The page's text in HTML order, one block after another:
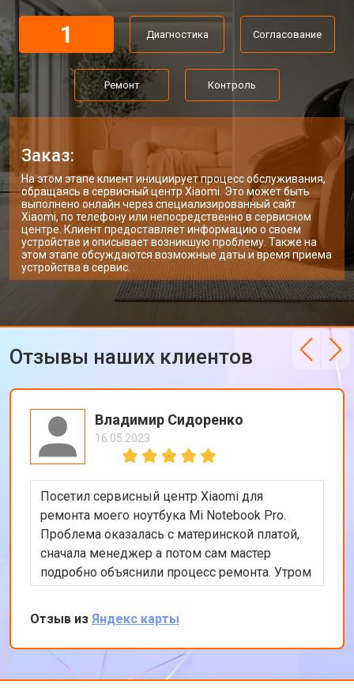
Ремонт пневмокамеры
Ремонт пневмосистемы от 4500 ₽ Заказать
Ремонт пульта управления от 4200 ₽
Ремонт электропроводки от 3900 ₽ Заказать
Ремонт сканера массажного кресла
Xiaomi
от 4800 ₽
Ремонт купюроприемника от 4700 ₽ Заказать
Замена сетевого трансформатора от 4500 ₽ Заказать
Ремонт микро-лифта от 5500 ₽ Заказать
1 Диагностика Согласование
Ремонт Контроль
Заказ:
На этом этапе клиент инициирует процесс обслуживания,
обращаясь в сервисный центр Xiaomi. Это может быть
выполнено онлайн через специализированный сайт
Xiaomi, по телефону или непосредственно в сервисном
центре. Клиент предоставляет информацию о своем
устройстве и описывает возникшую проблему. Также на
этом этапе обсуждаются возможные даты и время приема
устройства в сервис.
Отзывы наших клиентов
Владимир Сидоренко
16.05.2023
Посетил сервисный центр Xiaomi для
ремонта моего ноутбука Mi Notebook Pro.
Проблема оказалась с материнской платой,
сначала менеджер а потом сам мастер
подробно объяснили процесс ремонта. Утром
оставил заявку, в обед курьер приехал и к
вечеру ноутбук был готов-очень быстро.
Впечатлен оперативностью и качеством
ремонта.
Отзыв из Яндекс карты